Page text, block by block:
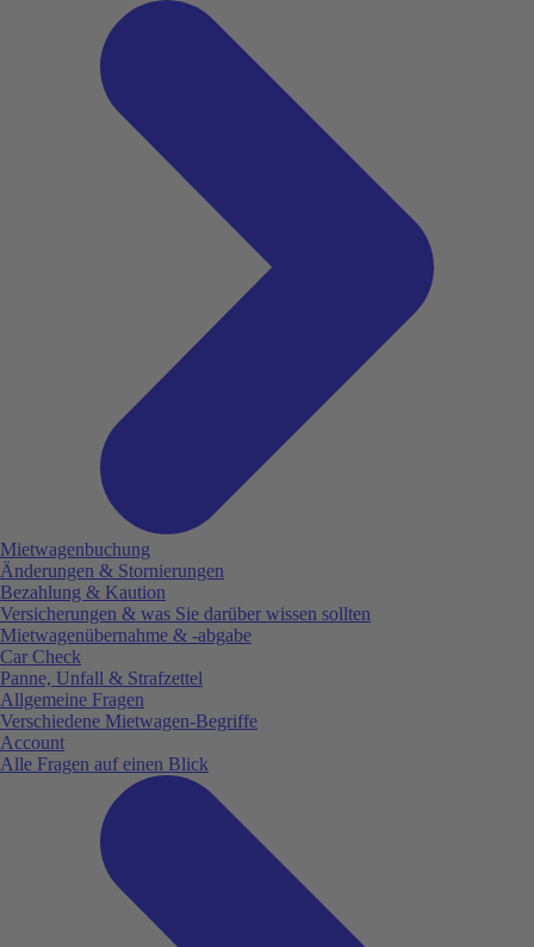
Mietwagenbuchung
Änderungen & Stornierungen
Bezahlung & Kaution
Versicherungen & was Sie darüber wissen sollten
Mietwagenübernahme & -abgabe
Car Check
Panne, Unfall & Strafzettel
Allgemeine Fragen
Verschiedene Mietwagen-Begriffe
Account
Alle Fragen auf einen Blick